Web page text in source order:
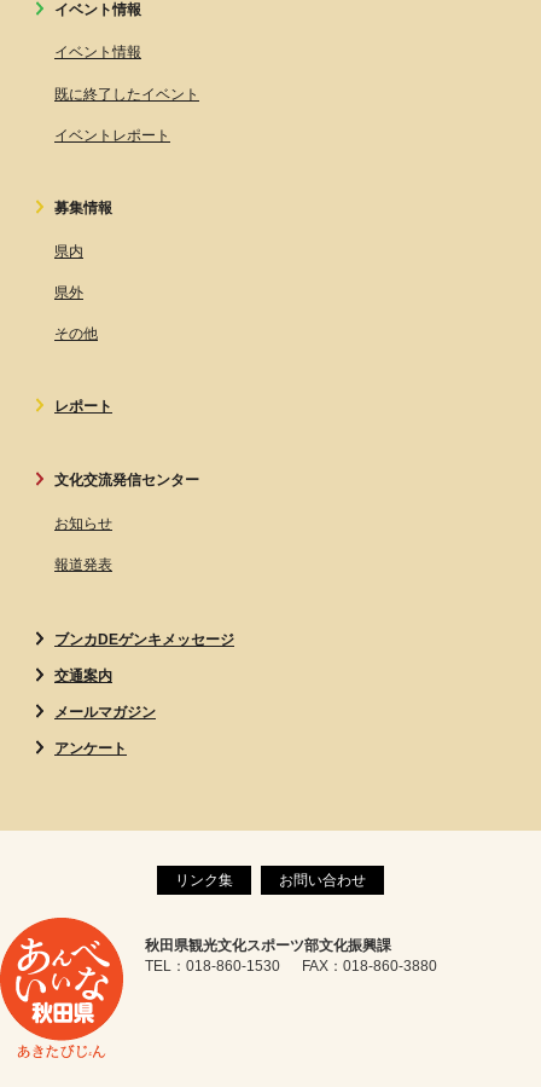
イベント情報
イベント情報
既に終了したイベント
イベントレポート
募集情報
県内
県外
その他
レポート
文化交流発信センター
お知らせ
報道発表
ブンカDEゲンキメッセージ
交通案内
メールマガジン
アンケート
リンク集 お問い合わせ
秋田県観光文化スポーツ部文化振興課
TEL：018-860-1530 FAX：018-860-3880